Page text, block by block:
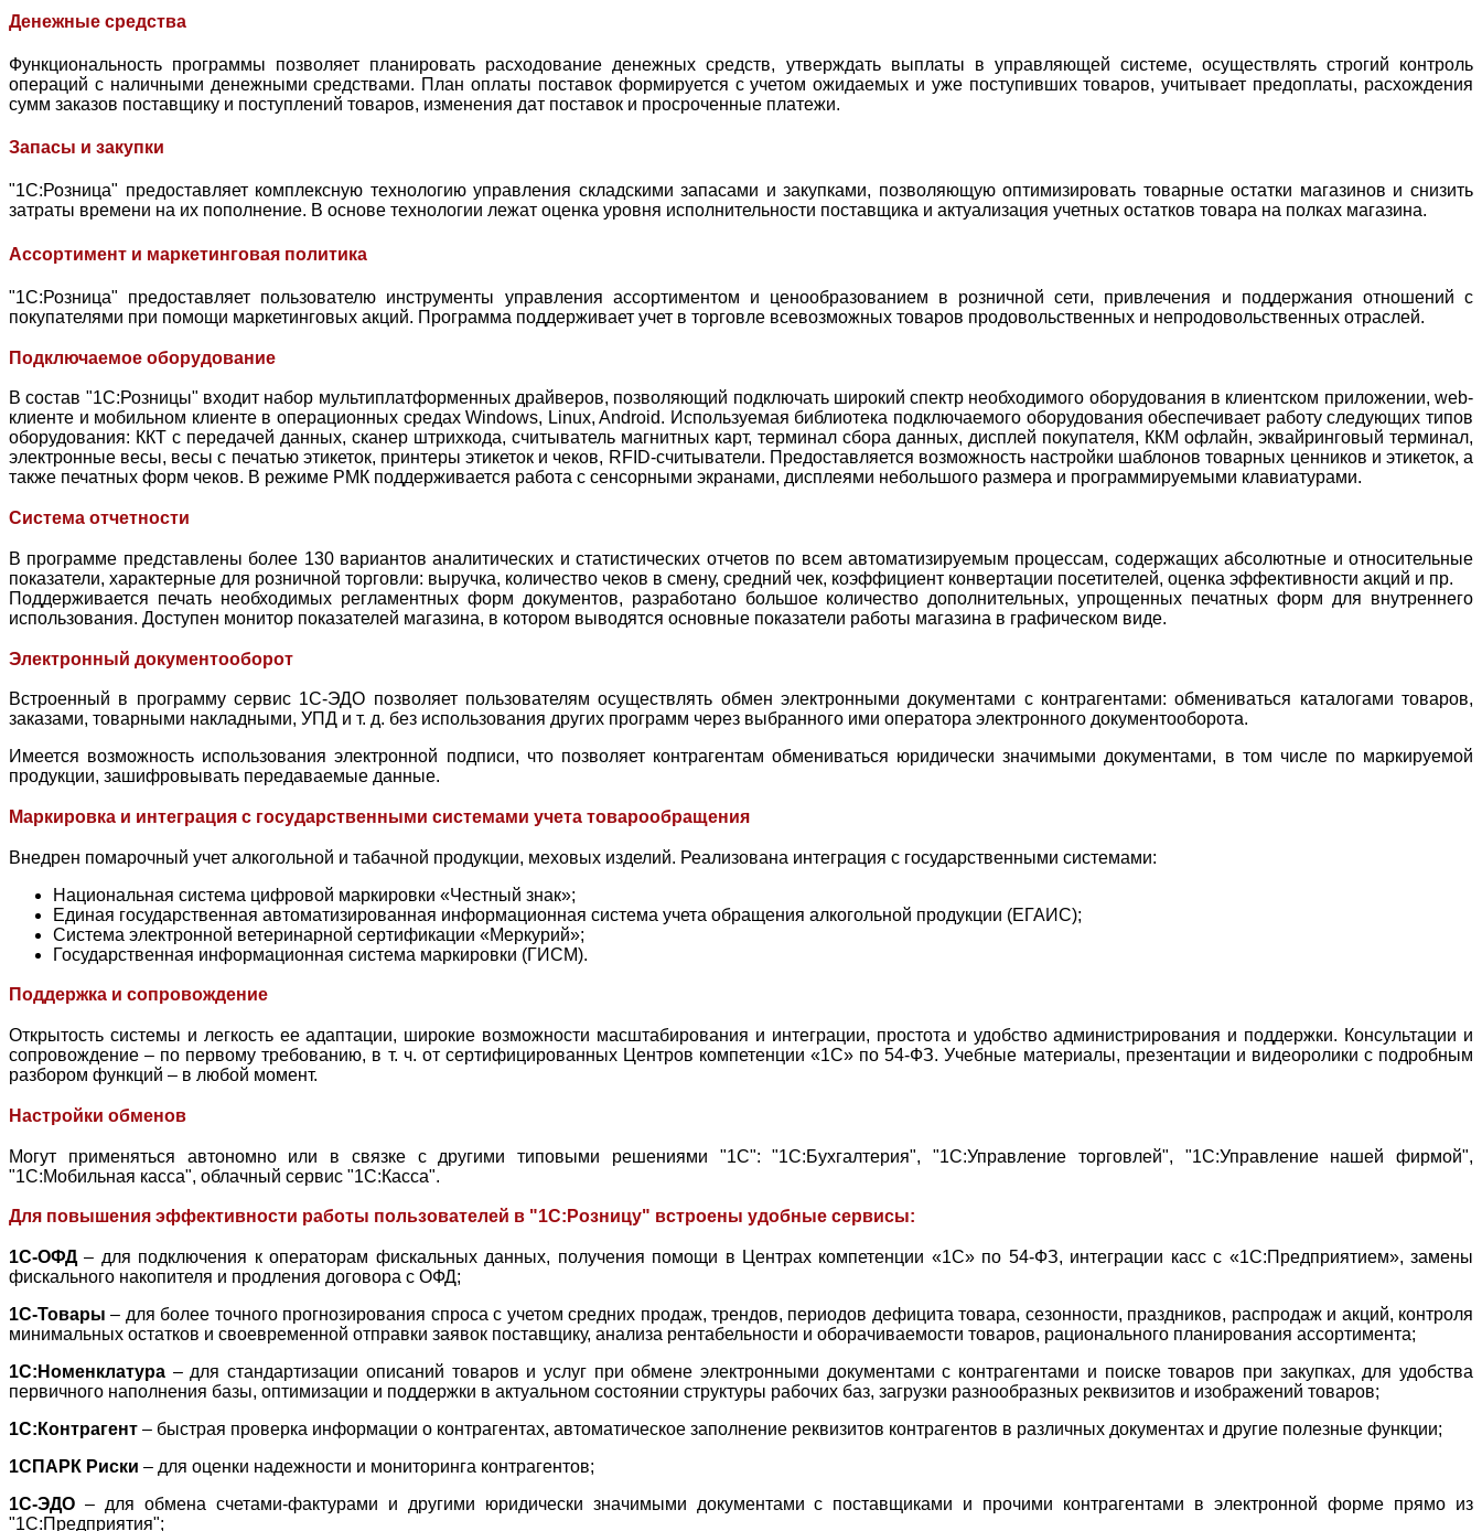
Денежные средства
Функциональность программы позволяет планировать расходование денежных средств, утверждать выплаты в управляющей системе, осуществлять строгий контроль
операций с наличными денежными средствами. План оплаты поставок формируется с учетом ожидаемых и уже поступивших товаров, учитывает предоплаты, расхождения
сумм заказов поставщику и поступлений товаров, изменения дат поставок и просроченные платежи.
Запасы и закупки
"1С:Розница" предоставляет комплексную технологию управления складскими запасами и закупками, позволяющую оптимизировать товарные остатки магазинов и снизить
затраты времени на их пополнение. В основе технологии лежат оценка уровня исполнительности поставщика и актуализация учетных остатков товара на полках магазина.
Ассортимент и маркетинговая политика
"1С:Розница" предоставляет пользователю инструменты управления ассортиментом и ценообразованием в розничной сети, привлечения и поддержания отношений с
покупателями при помощи маркетинговых акций. Программа поддерживает учет в торговле всевозможных товаров продовольственных и непродовольственных отраслей.
Подключаемое оборудование
В состав "1С:Розницы" входит набор мультиплатформенных драйверов, позволяющий подключать широкий спектр необходимого оборудования в клиентском приложении, web-
клиенте и мобильном клиенте в операционных средах Windows, Linux, Android. Используемая библиотека подключаемого оборудования обеспечивает работу следующих типов
оборудования: ККТ с передачей данных, сканер штрихкода, считыватель магнитных карт, терминал сбора данных, дисплей покупателя, ККМ офлайн, эквайринговый терминал,
электронные весы, весы с печатью этикеток, принтеры этикеток и чеков, RFID-считыватели. Предоставляется возможность настройки шаблонов товарных ценников и этикеток, а
также печатных форм чеков. В режиме РМК поддерживается работа с сенсорными экранами, дисплеями небольшого размера и программируемыми клавиатурами.
Система отчетности
В программе представлены более 130 вариантов аналитических и статистических отчетов по всем автоматизируемым процессам, содержащих абсолютные и относительные
показатели, характерные для розничной торговли: выручка, количество чеков в смену, средний чек, коэффициент конвертации посетителей, оценка эффективности акций и пр.
Поддерживается печать необходимых регламентных форм документов, разработано большое количество дополнительных, упрощенных печатных форм для внутреннего
использования. Доступен монитор показателей магазина, в котором выводятся основные показатели работы магазина в графическом виде.
Электронный документооборот
Встроенный в программу сервис 1С-ЭДО позволяет пользователям осуществлять обмен электронными документами с контрагентами: обмениваться каталогами товаров,
заказами, товарными накладными, УПД и т. д. без использования других программ через выбранного ими оператора электронного документооборота.
Имеется возможность использования электронной подписи, что позволяет контрагентам обмениваться юридически значимыми документами, в том числе по маркируемой
продукции, зашифровывать передаваемые данные.
Маркировка и интеграция с государственными системами учета товарообращения
Внедрен помарочный учет алкогольной и табачной продукции, меховых изделий. Реализована интеграция с государственными системами:
Национальная система цифровой маркировки «Честный знак»;
Единая государственная автоматизированная информационная система учета обращения алкогольной продукции (ЕГАИС);
Система электронной ветеринарной сертификации «Меркурий»;
Государственная информационная система маркировки (ГИСМ).
Поддержка и сопровождение
Открытость системы и легкость ее адаптации, широкие возможности масштабирования и интеграции, простота и удобство администрирования и поддержки. Консультации и
сопровождение – по первому требованию, в т. ч. от сертифицированных Центров компетенции «1С» по 54-ФЗ. Учебные материалы, презентации и видеоролики с подробным
разбором функций – в любой момент.
Настройки обменов
Могут применяться автономно или в связке с другими типовыми решениями "1С": "1С:Бухгалтерия", "1С:Управление торговлей", "1С:Управление нашей фирмой",
"1С:Мобильная касса", облачный сервис "1С:Касса".
Для повышения эффективности работы пользователей в "1С:Розницу" встроены удобные сервисы:
1С-ОФД– для подключения к операторам фискальных данных, получения помощи в Центрах компетенции «1С» по 54-ФЗ, интеграции касс с «1С:Предприятием», замены
фискального накопителя и продления договора с ОФД;
1С-Товары – для более точного прогнозирования спроса с учетом средних продаж, трендов, периодов дефицита товара, сезонности, праздников, распродаж и акций, контроля
минимальных остатков и своевременной отправки заявок поставщику, анализа рентабельности и оборачиваемости товаров, рационального планирования ассортимента;
1С:Номенклатура – для стандартизации описаний товаров и услуг при обмене электронными документами с контрагентами и поиске товаров при закупках, для удобства
первичного наполнения базы, оптимизации и поддержки в актуальном состоянии структуры рабочих баз, загрузки разнообразных реквизитов и изображений товаров;
1С:Контрагент – быстрая проверка информации о контрагентах, автоматическое заполнение реквизитов контрагентов в различных документах и другие полезные функции;
1СПАРК Риски – для оценки надежности и мониторинга контрагентов;
1С-ЭДО – для обмена счетами-фактурами и другими юридически значимыми документами с поставщиками и прочими контрагентами в электронной форме прямо из
"1С:Предприятия";